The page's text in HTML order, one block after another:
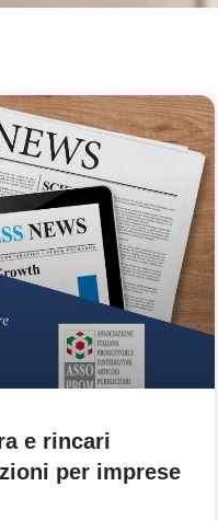
e rincari
per imprese